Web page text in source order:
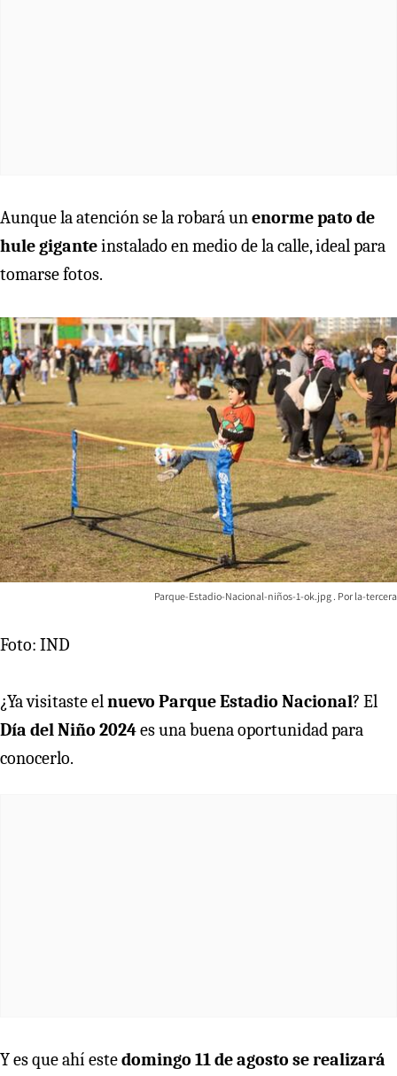
Aunque la atención se la robará unenorme pato de
hule giganteinstalado en medio de la calle, ideal para
tomarse fotos.
Parque-Estadio-Nacional-niños-1-ok.jpg la-tercera
Foto: IND
¿Ya visitaste elnuevo Parque Estadio Nacional? El
Día del Niño 2024es una buena oportunidad para
conocerlo.
Y es que ahí estedomingo 11 de agosto se realizará